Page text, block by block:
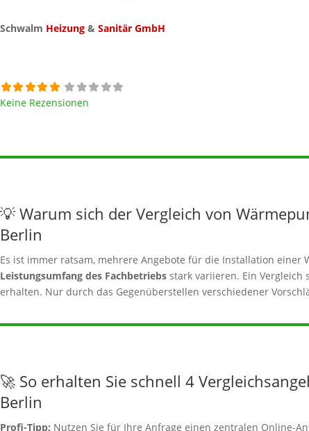
Schwalm Heizung & Sanitär GmbH
Keine Rezensionen
💡 Warum sich der Vergleich von
Berlin
Es ist immer ratsam, mehrere Angebote für die Installation
Leistungsumfang des Fachbetriebs stark variieren. Ein
erhalten. Nur durch das Gegenüberstellen verschiedener
🚀 So erhalten Sie schnell 4
Berlin
Profi-Tipp: Nutzen Sie für Ihre Anfrage einen zentralen Online-